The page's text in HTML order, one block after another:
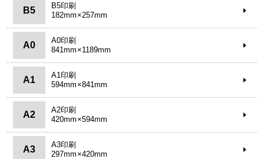
B5
B5印刷
182mm×257mm
A0
A0印刷
841mm×1189mm
A1
A1印刷
594mm×841mm
A2
A2印刷
420mm×594mm
A3
A3印刷
297mm×420mm